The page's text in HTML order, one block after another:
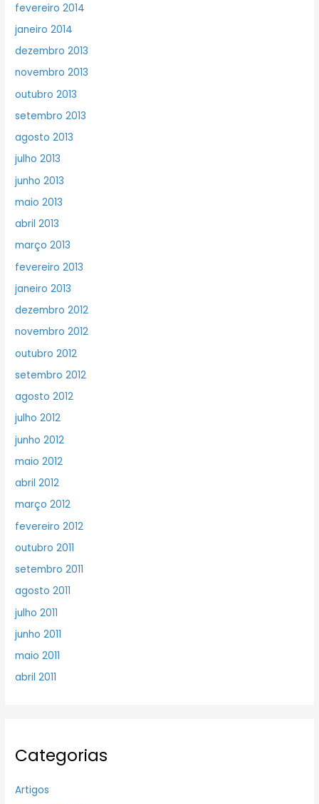
fevereiro 2014
janeiro 2014
dezembro 2013
novembro 2013
outubro 2013
setembro 2013
agosto 2013
julho 2013
junho 2013
maio 2013
abril 2013
março 2013
fevereiro 2013
janeiro 2013
dezembro 2012
novembro 2012
outubro 2012
setembro 2012
agosto 2012
julho 2012
junho 2012
maio 2012
abril 2012
março 2012
fevereiro 2012
outubro 2011
setembro 2011
agosto 2011
julho 2011
junho 2011
maio 2011
abril 2011
Categorias
Artigos